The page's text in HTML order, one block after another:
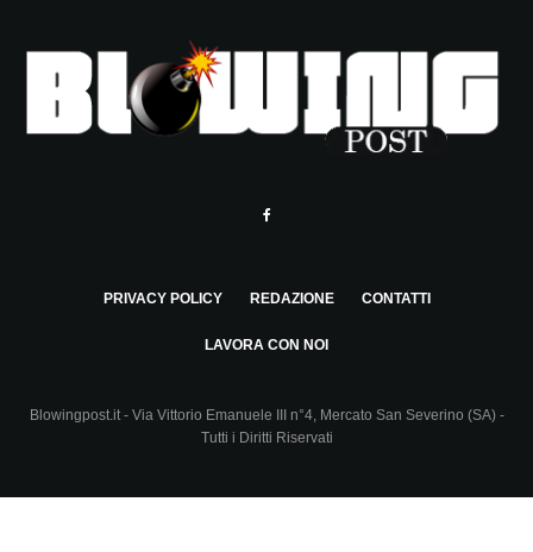
PRIVACY POLICY REDAZIONE CONTATTI
LAVORA CON NOI
Blowingpost.it - Via Vittorio Emanuele III n°4, Mercato San Severino (SA) -
Tutti i Diritti Riservati